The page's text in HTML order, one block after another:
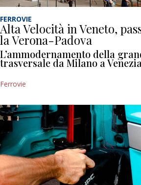
FERROVIE
Alta Velocità in Veneto,
la Verona-Padova
L’ammodernamento della
trasversale da Milano a Venezia
Ferrovie